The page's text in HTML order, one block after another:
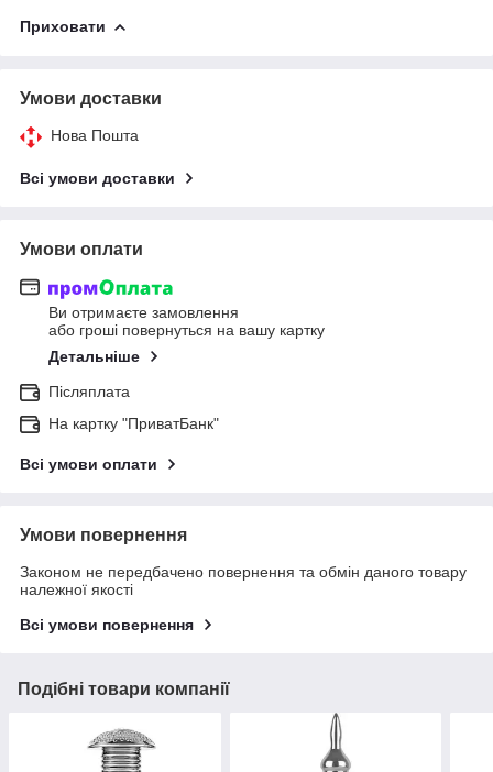
Приховати
Умови доставки
Нова Пошта
Всі умови доставки
Умови оплати
Ви отримаєте замовлення
або гроші повернуться на вашу картку
Детальніше
Післяплата
На картку "ПриватБанк"
Всі умови оплати
Умови повернення
Законом не передбачено повернення та обмін даного товару
належної якості
Всі умови повернення
Подібні товари компанії